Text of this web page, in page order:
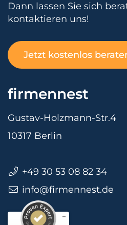
Dann lassen Sie sich
kontaktieren uns!
Jetzt kostenlos
firmennest
Gustav-Holzmann-Str.4
10317 Berlin
+49 30 53 08 82 34
info@firmennest.de
Kundenbewertungen und Erfahrungen